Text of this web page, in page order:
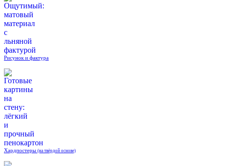
Рисунок и фактура
Хардпостеры (на твёрдой основе)